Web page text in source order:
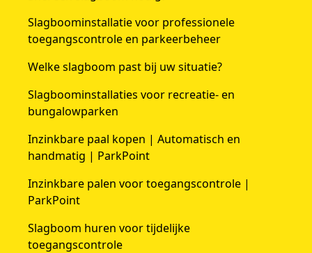
Slagboominstallatie voor professionele
toegangscontrole en parkeerbeheer
Welke slagboom past bij uw situatie?
Slagboominstallaties voor recreatie- en
bungalowparken
Inzinkbare paal kopen | Automatisch en
handmatig | ParkPoint
Inzinkbare palen voor toegangscontrole |
ParkPoint
Slagboom huren voor tijdelijke
toegangscontrole